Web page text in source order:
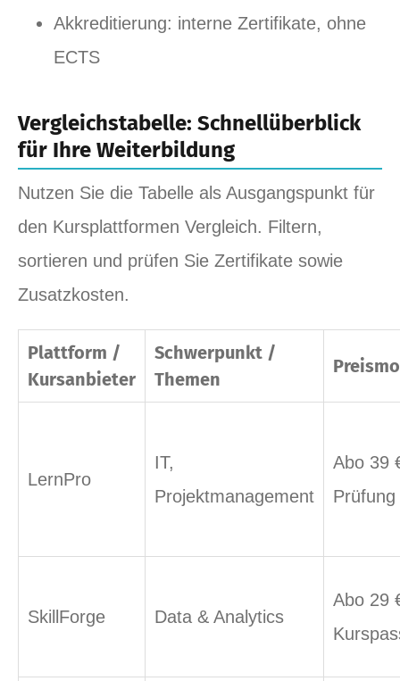
Akkreditierung: interne Zertifikate, ohne
ECTS
Vergleichstabelle: Schnellüberblick
für Ihre Weiterbildung
Nutzen Sie die Tabelle als Ausgangspunkt für
den Kursplattformen Vergleich. Filtern,
sortieren und prüfen Sie Zertifikate sowie
Zusatzkosten.
Plattform /
Kursanbieter
Schwerpunkt /
Themen
LernPro
IT,
Projektmanagement
Abo 39
SkillForge Data & Analytics
Abo 29